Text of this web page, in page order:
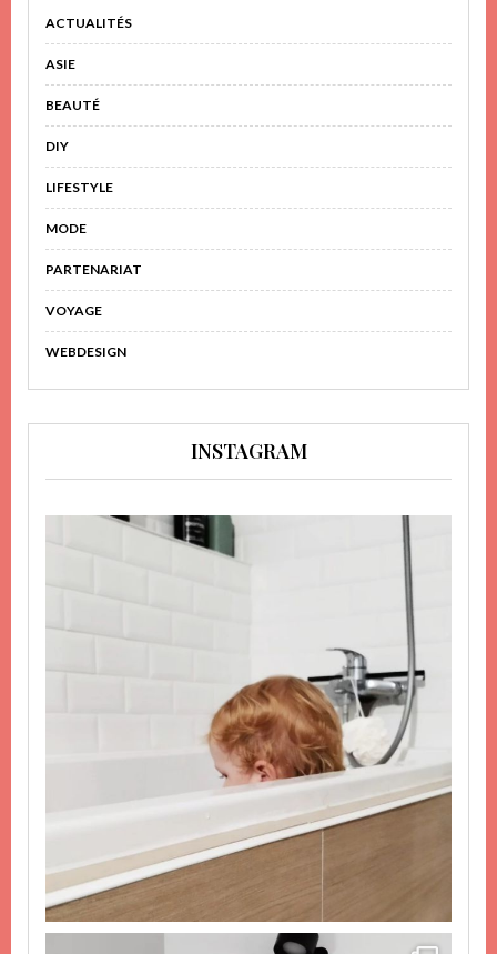
ACTUALITÉS
ASIE
BEAUTÉ
DIY
LIFESTYLE
MODE
PARTENARIAT
VOYAGE
WEBDESIGN
INSTAGRAM